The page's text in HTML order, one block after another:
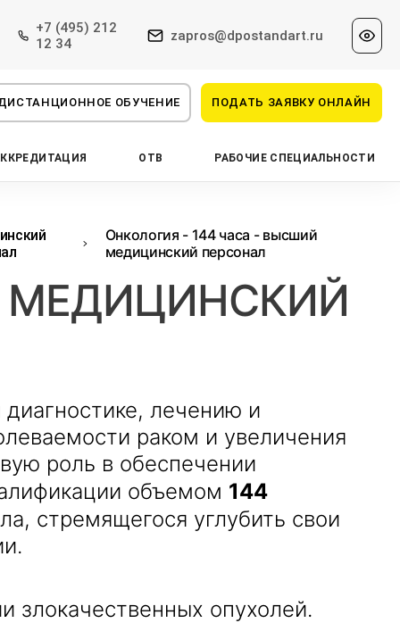
+7 (495) 212
12 34
zapros@dpostandart.ru
ОБУЧЕНИЕ ПОДАТЬ ЗАЯВКУ ОНЛАЙН
ОТВ РАБОЧИЕ СПЕЦИАЛЬНОСТИ
Онкология - 144 часа - высший
медицинский персонал
МЕДИЦИНСКИЙ
лечению и
раком и увеличения
роль в обеспечении
объемом 144
стремящегося углубить свои
злокачественных опухолей.